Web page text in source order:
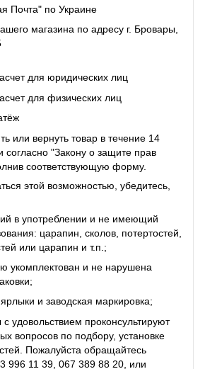
Почта" по Украине
магазина по адресу г. Бровары,
для юридических лиц
для физических лиц
или вернуть товар в течение 14
согласно "Закону о защите прав
соответствующую форму.
этой возможностью, убедитесь,
в употреблении и не имеющий
царапин, сколов, потертостей,
или царапин и т.п.;
укомплектован и не нарушена
и заводская маркировка;
удовольствием проконсультируют
вопросов по подбору, установке
Пожалуйста обращайтесь
996 11 39, 067 389 88 20, или